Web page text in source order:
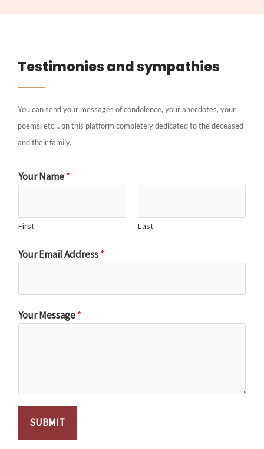
Testimonies and sympathies
You can send your messages of condolence, your anecdotes, your
poems, etc… on this platform completely dedicated to the deceased
and their family.
Your Name*
First Last
Your Email Address*
Your Message*
SUBMIT